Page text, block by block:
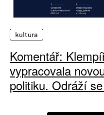
kultura
Komentář:
vypracovala
politiku. Odráží